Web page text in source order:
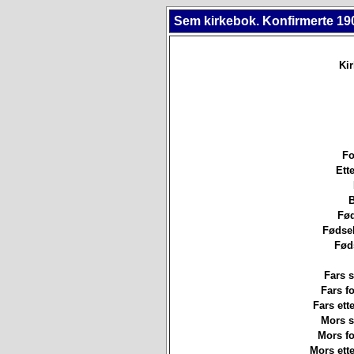
Sem kirkebok. Konfirmerte
Fars
Fars
Fars
Mors
Mors
Mors